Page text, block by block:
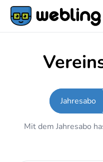
Mit dem Jahresabo